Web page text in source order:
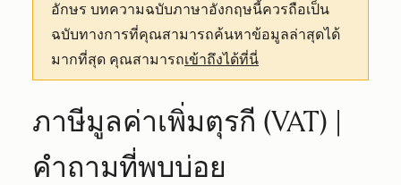
อักษร บทความฉบับภาษาอังกฤษนี้ควรถือเป็น
ฉบับทางการที่คุณสามารถค้นหาข้อมูลล่าสุดได้
มากที่สุด คุณสามารถเข้าถึงได้ที่นี่
ภาษีมูลค่าเพิ่มตุรกี (VAT) |
คำถามที่พบบ่อย